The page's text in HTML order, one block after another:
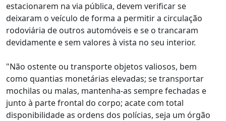
estacionarem na via pública, devem verificar se
deixaram o veículo de forma a permitir a circulação
rodoviária de outros automóveis e se o trancaram
devidamente e sem valores à vista no seu interior.
"Não ostente ou transporte objetos valiosos, bem
como quantias monetárias elevadas; se transportar
mochilas ou malas, mantenha-as sempre fechadas e
junto à parte frontal do corpo; acate com total
disponibilidade as ordens dos polícias, seja um órgão